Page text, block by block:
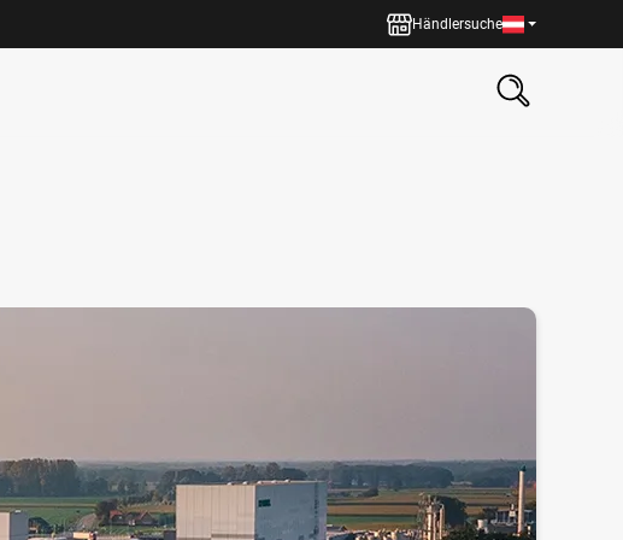
Händlersuche